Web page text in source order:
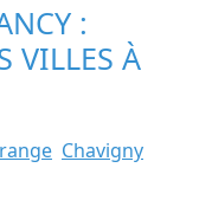
:
VILLES À
Chavigny